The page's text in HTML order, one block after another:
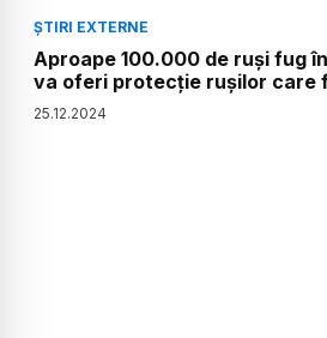
ȘTIRI EXTERNE
Aproape 100.000 de ruși fug
va oferi protecție rușilor care
25.12.2024